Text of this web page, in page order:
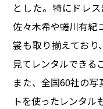
とした。特にドレ
佐々木希や蜷川有紀
裳も取り揃えてお
見てレンタルできる
また、全国60社の
トを使ったレンタル